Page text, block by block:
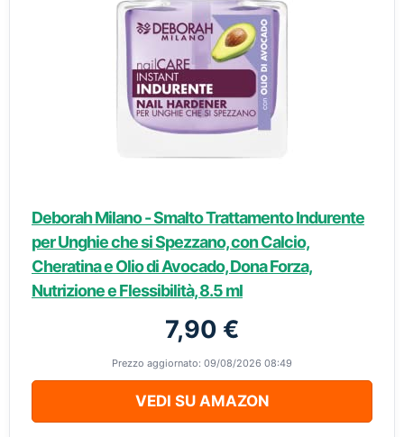
Deborah Milano - Smalto Trattamento Indurente
per Unghie che si Spezzano, con Calcio,
Cheratina e Olio di Avocado, Dona Forza,
Nutrizione e Flessibilità, 8.5 ml
7,90 €
Prezzo aggiornato: 09/08/2026 08:49
VEDI SU AMAZON